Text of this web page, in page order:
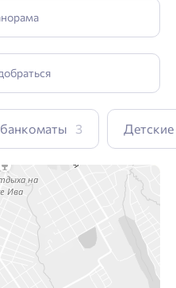
3